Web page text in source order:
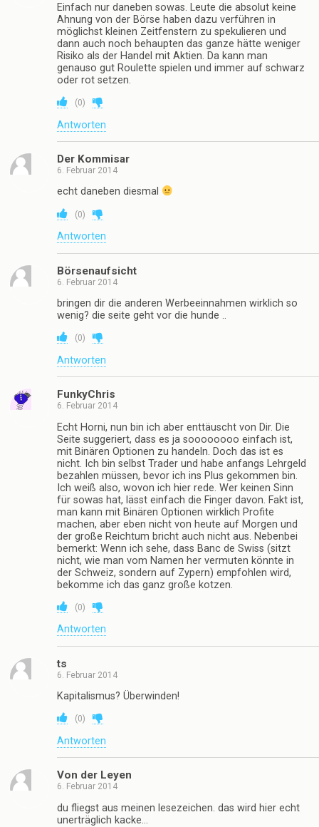
Einfach nur daneben sowas. Leute die absolut keine
Ahnung von der Börse haben dazu verführen in
möglichst kleinen Zeitfenstern zu spekulieren und
dann auch noch behaupten das ganze hätte weniger
Risiko als der Handel mit Aktien. Da kann man
genauso gut Roulette spielen und immer auf schwarz
oder rot setzen.
(0)
Antworten
Der Kommisar
6. Februar 2014
echt daneben diesmal
(0)
Antworten
Börsenaufsicht
6. Februar 2014
bringen dir die anderen Werbeeinnahmen wirklich so
wenig? die seite geht vor die hunde ..
(0)
Antworten
FunkyChris
6. Februar 2014
Echt Horni, nun bin ich aber enttäuscht von Dir. Die
Seite suggeriert, dass es ja soooooooo einfach ist,
mit Binären Optionen zu handeln. Doch das ist es
nicht. Ich bin selbst Trader und habe anfangs Lehrgeld
bezahlen müssen, bevor ich ins Plus gekommen bin.
Ich weiß also, wovon ich hier rede. Wer keinen Sinn
für sowas hat, lässt einfach die Finger davon. Fakt ist,
man kann mit Binären Optionen wirklich Profite
machen, aber eben nicht von heute auf Morgen und
der große Reichtum bricht auch nicht aus. Nebenbei
bemerkt: Wenn ich sehe, dass Banc de Swiss (sitzt
nicht, wie man vom Namen her vermuten könnte in
der Schweiz, sondern auf Zypern) empfohlen wird,
bekomme ich das ganz große kotzen.
(0)
Antworten
ts
6. Februar 2014
Kapitalismus? Überwinden!
(0)
Antworten
Von der Leyen
6. Februar 2014
du fliegst aus meinen lesezeichen. das wird hier echt
unerträglich kacke…